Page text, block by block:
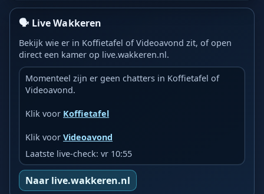
🗣️ Live Wakkeren
Bekijk wie er in Koffietafel of Videoavond zit, of open
direct een kamer op live.wakkeren.nl.
Momenteel zijn er geen chatters in Koffietafel of
Videoavond.
Klik voor Koffietafel
Klik voorVideoavond
Laatste live-check: vr 10:55
Naar live.wakkeren.nl